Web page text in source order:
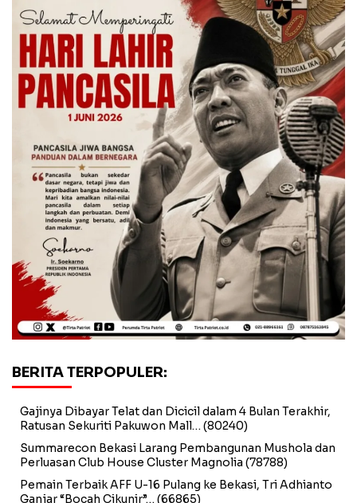
BERITA TERPOPULER:
Gajinya Dibayar Telat dan Dicicil dalam 4 Bulan Terakhir,
Ratusan Sekuriti Pakuwon Mall… (80240)
Summarecon Bekasi Larang Pembangunan Mushola dan
Perluasan Club House Cluster Magnolia (78788)
Pemain Terbaik AFF U-16 Pulang ke Bekasi, Tri Adhianto
Ganjar “Bocah Cikunir”… (66865)